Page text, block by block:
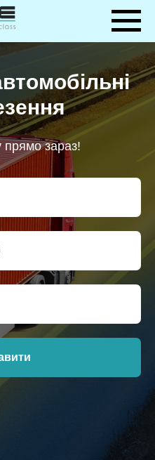
прямо зараз!